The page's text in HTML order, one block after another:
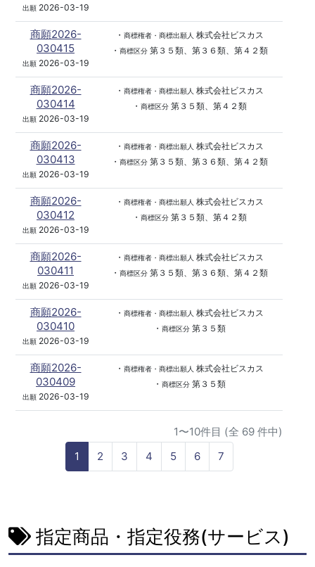
出願2026-03-19
商願2026-
030415
出願2026-03-19
・ 商標権者・商標出願人 株式会社ビスカス
・ 商標区分第３５類、第３６類、第４２類
商願2026-
030414
出願2026-03-19
・ 商標権者・商標出願人 株式会社ビスカス
・ 商標区分第３５類、第４２類
商願2026-
030413
出願2026-03-19
・ 商標権者・商標出願人 株式会社ビスカス
・ 商標区分第３５類、第３６類、第４２類
商願2026-
030412
出願2026-03-19
・ 商標権者・商標出願人 株式会社ビスカス
・ 商標区分第３５類、第４２類
商願2026-
030411
出願2026-03-19
・ 商標権者・商標出願人 株式会社ビスカス
・ 商標区分第３５類、第３６類、第４２類
商願2026-
030410
出願2026-03-19
・ 商標権者・商標出願人 株式会社ビスカス
・ 商標区分第３５類
商願2026-
030409
出願2026-03-19
・ 商標権者・商標出願人 株式会社ビスカス
・ 商標区分第３５類
1〜10件目 (全 69 件中)
1
2 3 4 5 6 7
指定商品・指定役務(サービス)